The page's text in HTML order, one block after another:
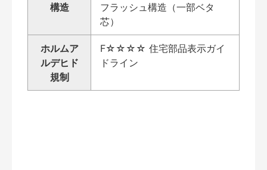
構造
フラッシュ構造（一部ベタ
芯）
ホルムア
ルデヒド
規制
F☆☆☆☆ 住宅部品表示ガイ
ドライン